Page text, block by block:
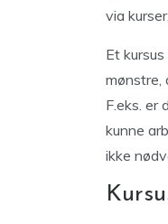
via
Et
mønstre,
F.eks. er
kunne
ikke